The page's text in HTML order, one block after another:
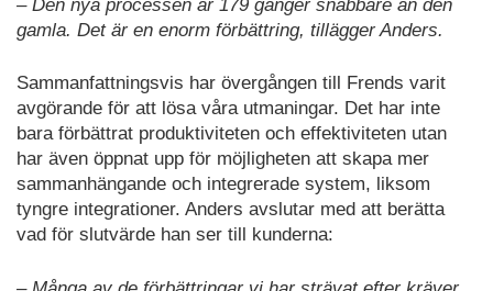
– Den nya processen är 179 gånger snabbare än den
gamla. Det är en enorm förbättring, tillägger Anders.
Sammanfattningsvis har övergången till Frends varit
avgörande för att lösa våra utmaningar. Det har inte
bara förbättrat produktiviteten och effektiviteten utan
har även öppnat upp för möjligheten att skapa mer
sammanhängande och integrerade system, liksom
tyngre integrationer. Anders avslutar med att berätta
vad för slutvärde han ser till kunderna: